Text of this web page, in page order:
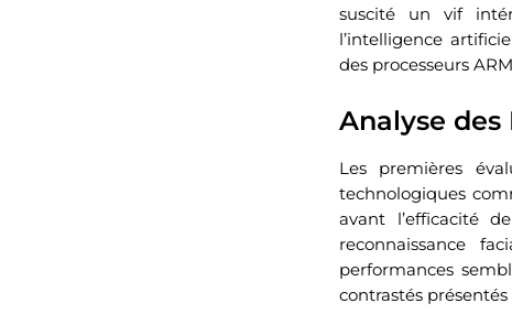
suscité un vif
l’intelligence
des processeurs
Analyse
Les premières
technologiques
avant l’efficacité
reconnaissance
performances
contrastés présentés